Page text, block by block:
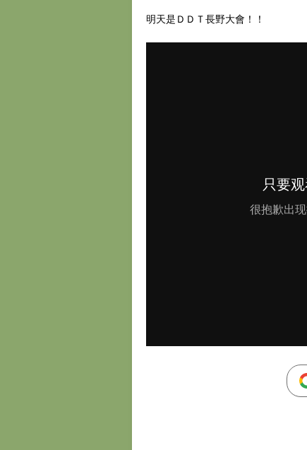
明天是ＤＤＴ長野大會！！